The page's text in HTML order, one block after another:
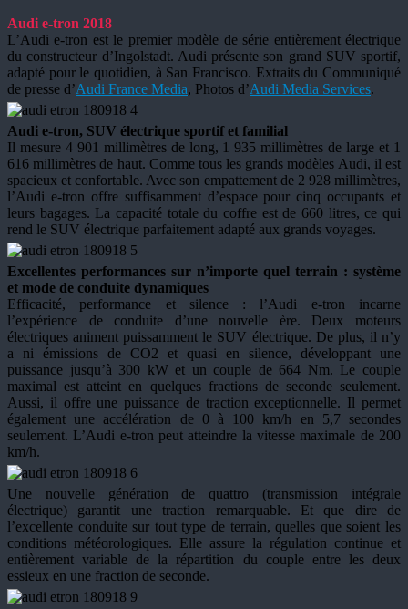
Audi e-tron 2018
L’Audi e-tron est le premier modèle de série entièrement électrique
du constructeur d’Ingolstadt. Audi présente son grand SUV sportif,
adapté pour le quotidien, à San Francisco. Extraits du Communiqué
de presse d’Audi France Media, Photos d’Audi Media Services.
Audi e-tron, SUV électrique sportif et familial
Il mesure 4 901 millimètres de long, 1 935 millimètres de large et 1
616 millimètres de haut. Comme tous les grands modèles Audi, il est
spacieux et confortable. Avec son empattement de 2 928 millimètres,
l’Audi e-tron offre suffisamment d’espace pour cinq occupants et
leurs bagages. La capacité totale du coffre est de 660 litres, ce qui
rend le SUV électrique parfaitement adapté aux grands voyages.
Excellentes performances sur n’importe quel terrain : système
et mode de conduite dynamiques
Efficacité, performance et silence : l’Audi e-tron incarne
l’expérience de conduite d’une nouvelle ère. Deux moteurs
électriques animent puissamment le SUV électrique. De plus, il n’y
a ni émissions de CO2 et quasi en silence, développant une
puissance jusqu’à 300 kW et un couple de 664 Nm. Le couple
maximal est atteint en quelques fractions de seconde seulement.
Aussi, il offre une puissance de traction exceptionnelle. Il permet
également une accélération de 0 à 100 km/h en 5,7 secondes
seulement. L’Audi e-tron peut atteindre la vitesse maximale de 200
km/h.
Une nouvelle génération de quattro (transmission intégrale
électrique) garantit une traction remarquable. Et que dire de
l’excellente conduite sur tout type de terrain, quelles que soient les
conditions météorologiques. Elle assure la régulation continue et
entièrement variable de la répartition du couple entre les deux
essieux en une fraction de seconde.